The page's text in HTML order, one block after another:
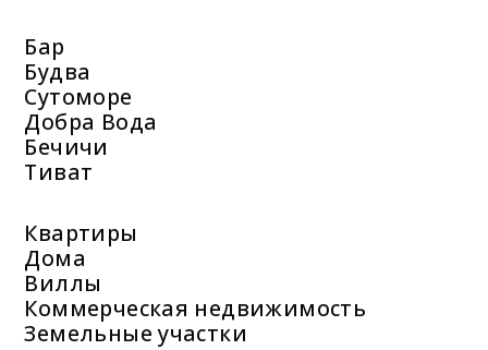
Бар
Будва
Сутоморе
Добра Вода
Бечичи
Тиват
Квартиры
Дома
Виллы
Коммерческая недвижимость
Земельные участки